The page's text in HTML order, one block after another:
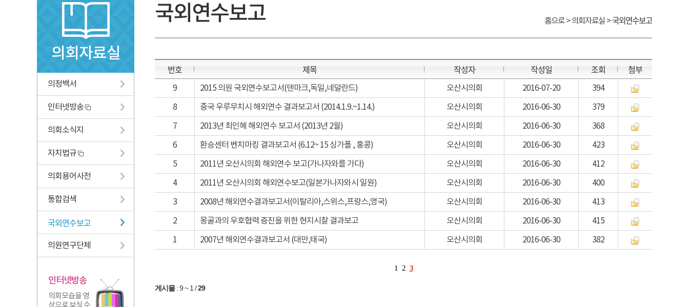
의회자료실
의정백서
인터넷방송
의회소식지
자치법규
의회용어사전
통합검색
국외연수보고
의원연구단체
인터넷방송
의회모습을 영
상으로 보실 수
국외연수보고 홈으로> 의회자료실 >국외연수보고
번호 제목 작성자 작성일 조회 첨부
9 2015 의원 국외연수보고서(덴마크,독일,네덜란드) 오산시의회 2016-07-20 394
8 중국 우루무치시 해외연수 결과보고서 (2014.1.9.~1.14.) 오산시의회 2016-06-30 379
7 2013년 최인혜 해외연수 보고서 (2013년 2월) 오산시의회 2016-06-30 368
6 환승센터 벤치마킹 결과보고서 (6.12~ 15 싱가폴 , 홍콩) 오산시의회 2016-06-30 423
5 2011년 오산시의회 해외연수 보고(가나자와를 가다) 오산시의회 2016-06-30 412
4 2011년 오산시의회 해외연수보고(일본가나자와시 일원) 오산시의회 2016-06-30 400
3 2008년 해외연수결과보고서(이탈리아,스위스,프랑스,영국) 오산시의회 2016-06-30 413
2 몽골과의 우호협력 증진을 위한 현지시찰 결과보고 오산시의회 2016-06-30 415
1 2007년 해외연수결과보고서 (대만,태국) 오산시의회 2016-06-30 382
1 2 3
게시물:9 ~ 1 /29